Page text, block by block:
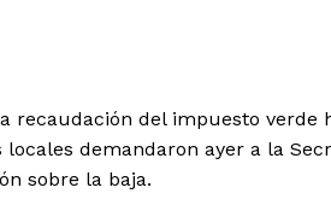
recaudación del impuesto verde
demandaron ayer a la
sobre la baja.